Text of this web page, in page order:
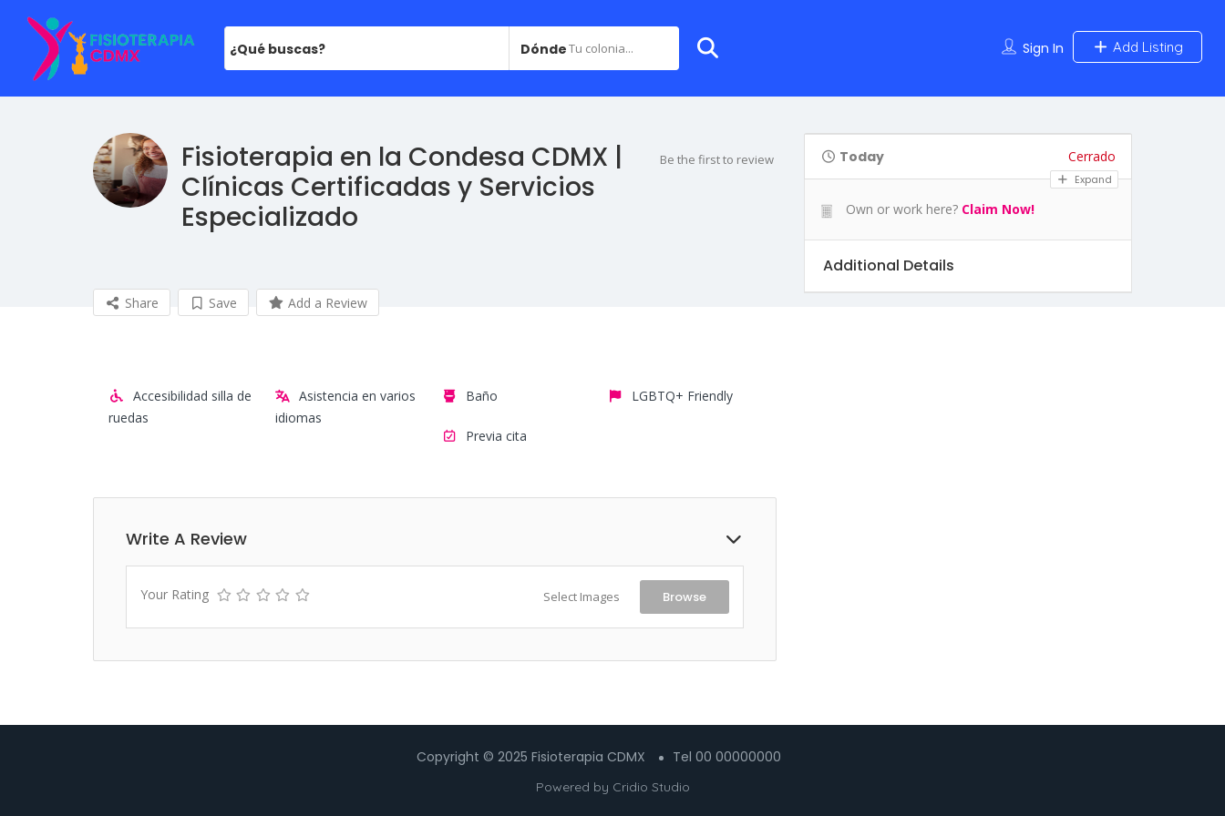
¿Qué buscas? DóndeTu colonia... Sign In Add Listing
Fisioterapia en la Condesa CDMX |
Clínicas Certificadas y Servicios
Especializado
Be the first to review
Share Save Add a Review
Accesibilidad silla de
ruedas
Asistencia en varios
idiomas
Baño LGBTQ+ Friendly
Previa cita
Write A Review
Your Rating Select Images Browse
Today Cerrado
Expand
Own or work here? Claim Now!
Additional Details
Copyright © 2025 Fisioterapia CDMX Tel 00 00000000
Powered by Cridio Studio